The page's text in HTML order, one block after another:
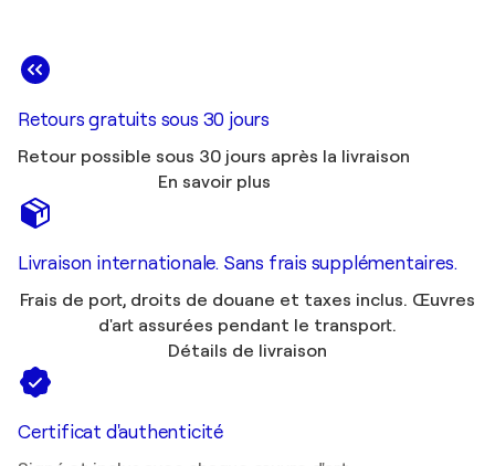
Retours gratuits sous 30 jours
Retour possible sous 30 jours après la livraison
En savoir plus
Livraison internationale. Sans frais supplémentaires.
Frais de port, droits de douane et taxes inclus. Œuvres
d'art assurées pendant le transport.
Détails de livraison
Certificat d'authenticité